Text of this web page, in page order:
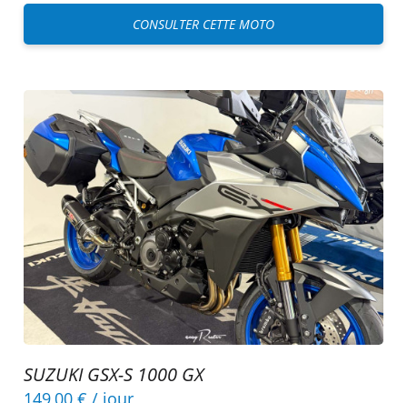
CONSULTER CETTE MOTO
SUZUKI GSX-S 1000 GX
149,00 € / jour